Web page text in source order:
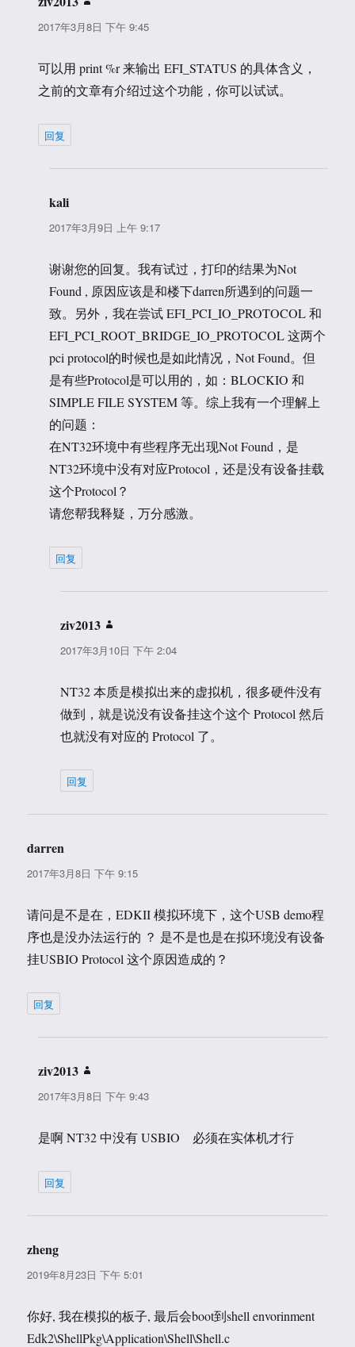
道：
2017年3月8日 下午 9:45
可以用 print %r 来输出 EFI_STATUS 的具体含义，
之前的文章有介绍过这个功能，你可以试试。
回复
kali
道：
2017年3月9日 上午 9:17
谢谢您的回复。我有试过，打印的结果为Not
Found , 原因应该是和楼下darren所遇到的问题一
致。另外，我在尝试 EFI_PCI_IO_PROTOCOL 和
EFI_PCI_ROOT_BRIDGE_IO_PROTOCOL 这两个
pci protocol的时候也是如此情况，Not Found。但
是有些Protocol是可以用的，如：BLOCKIO 和
SIMPLE FILE SYSTEM 等。综上我有一个理解上
的问题：
在NT32环境中有些程序无出现Not Found，是
NT32环境中没有对应Protocol，还是没有设备挂载
这个Protocol？
请您帮我释疑，万分感激。
回复
ziv2013
道：
2017年3月10日 下午 2:04
NT32 本质是模拟出来的虚拟机，很多硬件没有
做到，就是说没有设备挂这个这个 Protocol 然后
也就没有对应的 Protocol 了。
回复
darren
道：
2017年3月8日 下午 9:15
请问是不是在，EDKII 模拟环境下，这个USB demo程
序也是没办法运行的 ？ 是不是也是在拟环境没有设备
挂USBIO Protocol 这个原因造成的？
回复
ziv2013
道：
2017年3月8日 下午 9:43
是啊 NT32 中没有 USBIO 必须在实体机才行
回复
zheng
道：
2019年8月23日 下午 5:01
你好, 我在模拟的板子, 最后会boot到shell envorinment
Edk2\ShellPkg\Application\Shell\Shell.c